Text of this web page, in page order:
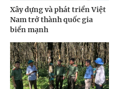
Xây dựng và phát triển Việt
Nam trở thành quốc gia
biển mạnh